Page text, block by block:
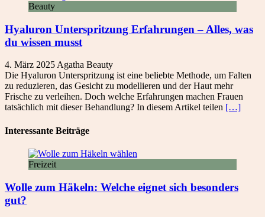
Beauty
Hyaluron Unterspritzung Erfahrungen – Alles, was
du wissen musst
4. März 2025 Agatha Beauty
Die Hyaluron Unterspritzung ist eine beliebte Methode, um Falten
zu reduzieren, das Gesicht zu modellieren und der Haut mehr
Frische zu verleihen. Doch welche Erfahrungen machen Frauen
tatsächlich mit dieser Behandlung? In diesem Artikel teilen […]
Interessante Beiträge
Freizeit
Wolle zum Häkeln: Welche eignet sich besonders
gut?